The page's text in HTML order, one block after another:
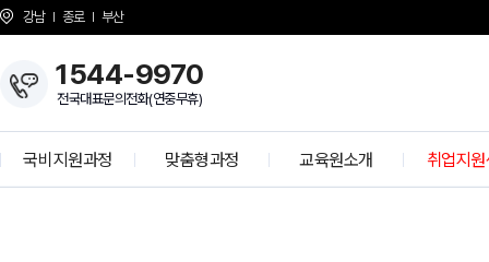
강남 종로 부산
1544-9970
전국대표문의전화(연중무휴)
국비지원과정 맞춤형과정 교육원소개 취업지